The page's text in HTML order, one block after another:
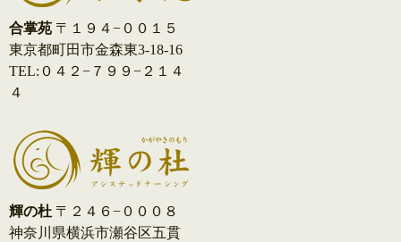
ー
シ
ョ
合掌苑 〒１９４−００１５
東京都町田市金森東3-18-16
TEL:０４２−７９９−２１４
４
輝の杜 〒２４６−０００８
神奈川県横浜市瀬谷区五貫